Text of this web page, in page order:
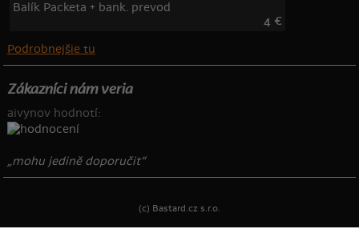
Balík Packeta + bank. prevod
4 €
Podrobnejšie tu
Zákazníci nám veria
aivynov hodnotí:
„mohu jedině doporučit“
(c) Bastard.cz s.r.o.